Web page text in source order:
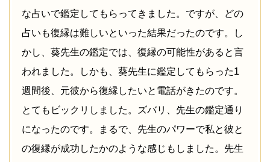
な占いで鑑定してもらってきました。ですが、どの
占いも復縁は難しいといった結果だったのです。し
かし、葵先生の鑑定では、復縁の可能性があると言
われました。しかも、葵先生に鑑定してもらった1
週間後、元彼から復縁したいと電話がきたのです。
とてもビックリしました。ズバリ、先生の鑑定通り
になったのです。まるで、先生のパワーで私と彼と
の復縁が成功したかのような感じもしました。先生